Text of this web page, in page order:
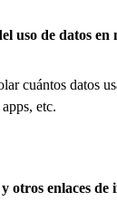
uso de datos en
cuántos datos
etc.
otros enlaces de